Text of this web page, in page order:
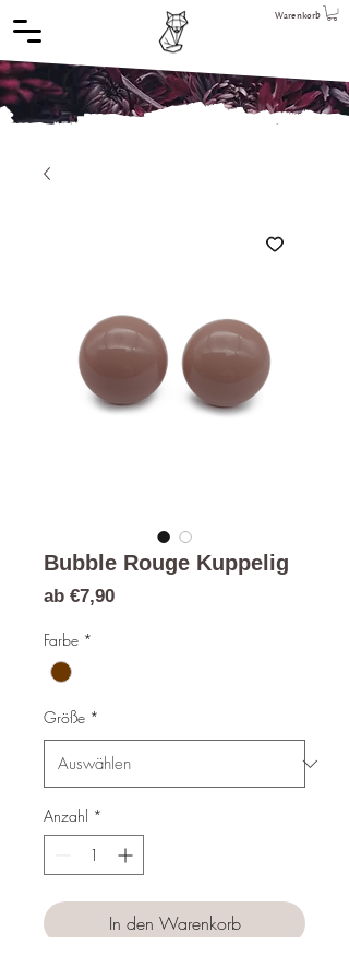
Warenkorb
Bubble Rouge Kuppelig
ab €7,90Sale-
Farbe *
Größe *
Anzahl *
In den Warenkorb